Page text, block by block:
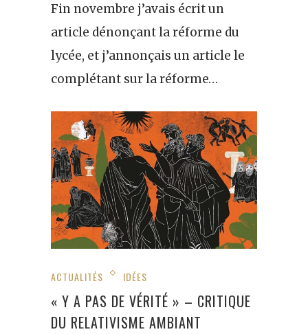
Fin novembre j’avais écrit un
article dénonçant la réforme du
lycée, et j’annonçais un article le
complétant sur la réforme…
ACTUALITÉS IDÉES
« Y A PAS DE VÉRITÉ » – CRITIQUE
DU RELATIVISME AMBIANT